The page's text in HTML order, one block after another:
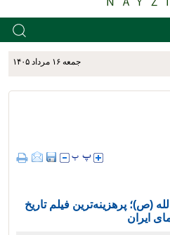
جمعه ۱۶ مرداد ۱۴۰۵
(ص)؛ پرهزینه‌ترین فیلم‌ تاریخ
ایران